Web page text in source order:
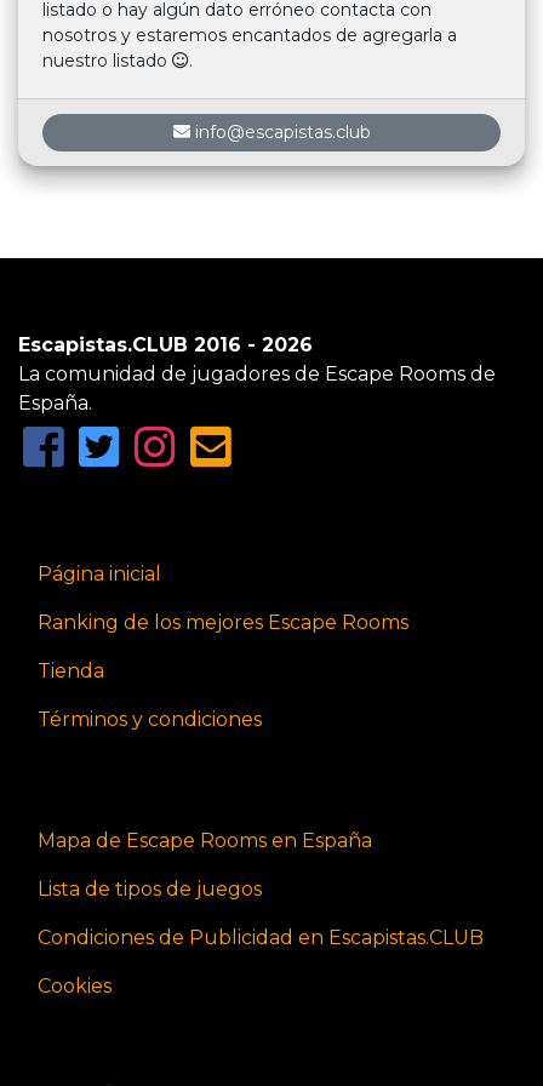
listado o hay algún dato erróneo contacta con
nosotros y estaremos encantados de agregarla a
nuestro listado
.
info@escapistas.club
Escapistas.CLUB 2016 - 2026
La comunidad de jugadores de Escape Rooms de
España.
Página inicial
Ranking de los mejores Escape Rooms
Tienda
Términos y condiciones
Mapa de Escape Rooms en España
Lista de tipos de juegos
Condiciones de Publicidad en Escapistas.CLUB
Cookies